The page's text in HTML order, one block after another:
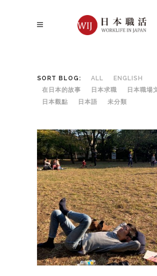
SORT BLOG: ALL
ENGLISH
在日本的故事
日本求職
日本職場
日本觀點
日本語 未分類